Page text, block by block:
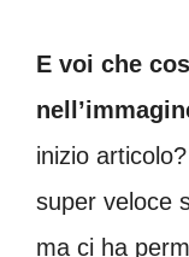
E voi che
inizio
super veloce
ma ci ha